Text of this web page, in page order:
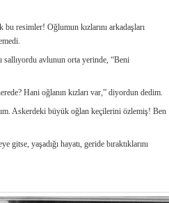
resimler! Oğlumun kızlarını arkadaşları
sallıyordu avlunun orta yerinde, “Beni
Hani oğlanın kızları var,” diyordun dedim.
Askerdeki büyük oğlan keçilerini özlemiş! Ben
yaşadığı hayatı, geride bıraktıklarını